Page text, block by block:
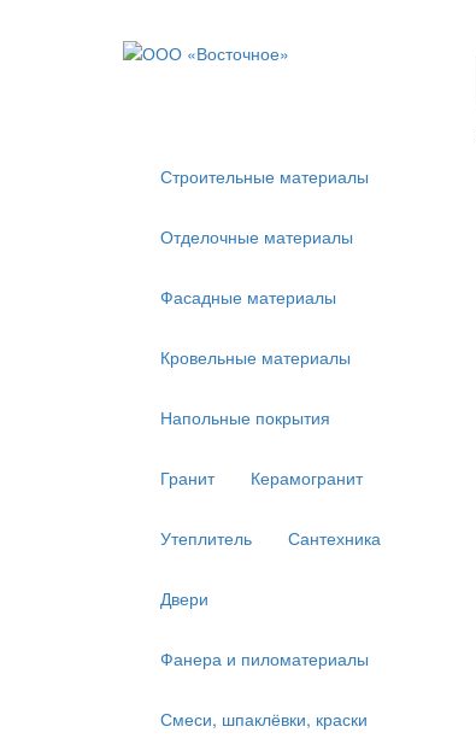
Строительные материалы
Отделочные материалы
Фасадные материалы
Кровельные материалы
Напольные покрытия
Гранит Керамогранит
Утеплитель Сантехника
Двери
Фанера и пиломатериалы
Смеси, шпаклёвки, краски